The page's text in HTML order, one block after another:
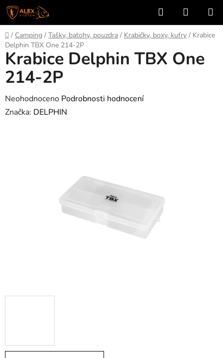
Přejít
na
obsah
Hledat
KOŠÍK
Domů
/ Camping / Tašky, batohy, pouzdra / Krabičky, boxy, kufry / Krabice
Delphin TBX One 214-2P
Krabice Delphin TBX One
214-2P
Průměrné
hodnocení
Neohodnoceno Podrobnosti hodnocení
Značka: DELPHIN